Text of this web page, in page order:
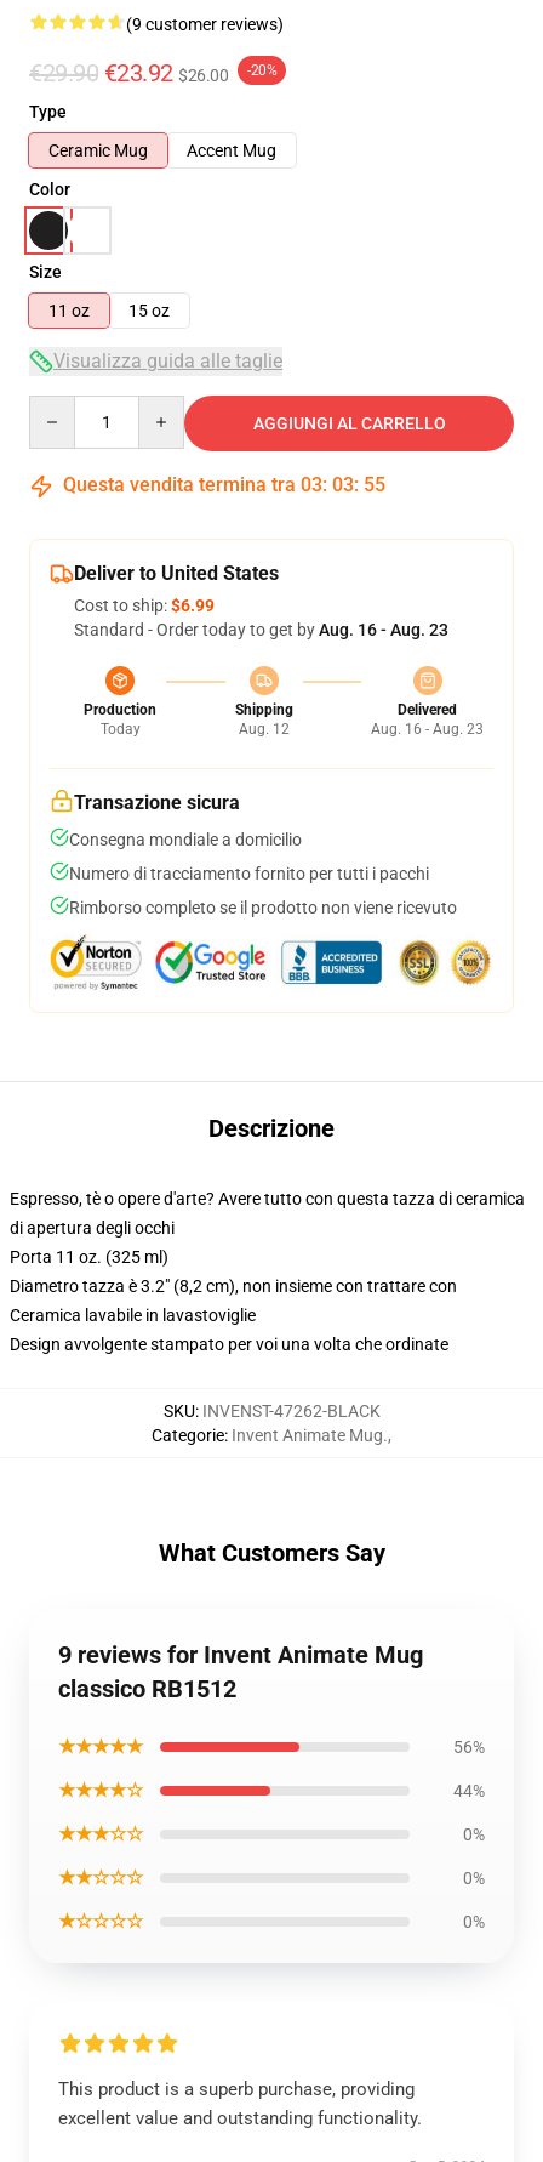
(9 customer reviews)
€29.90 €23.92 $26.00 -20%
Type
Ceramic Mug
Accent Mug
Color
Size
11 oz
15 oz
Visualizza guida alle taglie
AGGIUNGI AL CARRELLO
Questa vendita termina tra 03: 03: 54
Deliver to United States
Cost to ship:$6.99
Standard - Order today to get byAug. 16 - Aug. 23
Production
Today
Shipping
Aug. 12
Delivered
Aug. 16 - Aug. 23
Transazione sicura
Consegna mondiale a domicilio
Numero di tracciamento fornito per tutti i pacchi
Rimborso completo se il prodotto non viene ricevuto
Descrizione
Espresso, tè o opere d'arte? Avere tutto con questa tazza di ceramica
di apertura degli occhi
Porta 11 oz. (325 ml)
Diametro tazza è 3.2" (8,2 cm), non insieme con trattare con
Ceramica lavabile in lavastoviglie
Design avvolgente stampato per voi una volta che ordinate
SKU: INVENST-47262-BLACK
Categorie: Invent Animate Mug.,
What Customers Say
9 reviews for Invent Animate Mug
classico RB1512
★★★★★ 56%
★★★★☆ 44%
★★★☆☆ 0%
★★☆☆☆ 0%
★☆☆☆☆ 0%
This product is a superb purchase, providing
excellent value and outstanding functionality.